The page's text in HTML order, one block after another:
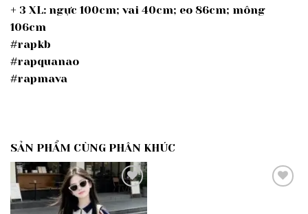
+ 3 XL: ngực 100cm; vai 40cm; eo 86cm; mông
106cm
#rapkb
#rapquanao
#rapmava
SẢN PHẨM CÙNG PHÂN KHÚC
Add to
wishlist